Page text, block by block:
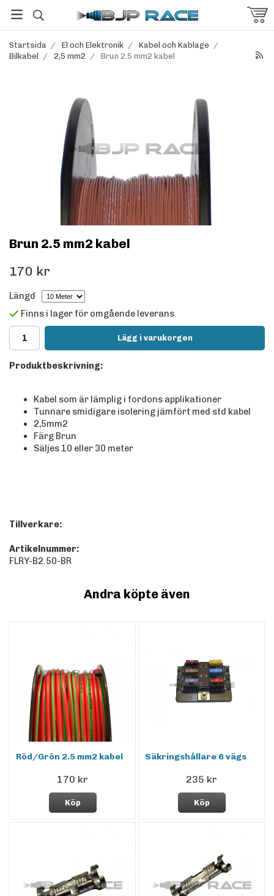
Startsida / El och Elektronik / Kabel och Kablage /
Bilkabel
/ 2,5 mm2 / Brun 2.5 mm2 kabel
Brun 2.5 mm2 kabel
170 kr
Längd
Finns i lager för omgående leverans
Lägg i varukorgen
Produktbeskrivning:
Kabel som är lämplig i fordons applikationer
Tunnare smidigare isolering jämfört med std kabel
2,5mm2
Färg Brun
Säljes 10 eller 30 meter
Tillverkare:
Artikelnummer:
FLRY-B2.50-BR
Andra köpte även
Röd/Grön 2.5 mm2 kabel
170 kr
Köp
Säkringshållare 6 vägs
235 kr
Köp